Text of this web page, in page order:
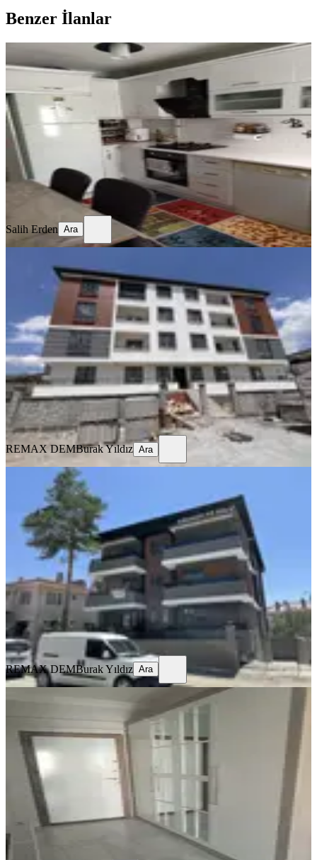
Benzer İlanlar
YENİ
Temiz Bakımlı Daire
Merkez, Mimar Sinan Mahallesi
·130 m² Kot 1·06.08.2026
17.750 ₺
Salih Erden
Salih Erden Ara
Remax Dem'den Cumhuriyet Mah.
2+1 Kiralık Daire
Merkez, Başbağlar Mahallesi
2+1·90 m²·1. Kat 04.08.2026
19.500 ₺
REMAX DEMBurak Yıldız
REMAX DEMBurak Yıldız Ara
Remax Dem'den Halitpaşa Mah. 1+1
Kiralık Daire
Merkez, Halitpaşa Mahallesi
1+1·65 m² 2. Kat·04.08.2026
16.500 ₺
REMAX DEM Burak Yıldız
Ara
REMAX DEMBurak Yıldız Ara
4,5+1 Temiz Lüks Daire
Merkez, Demirkent Mahallesi
4.5+1·
32.000 ₺
Ayşe Uçar Özkan